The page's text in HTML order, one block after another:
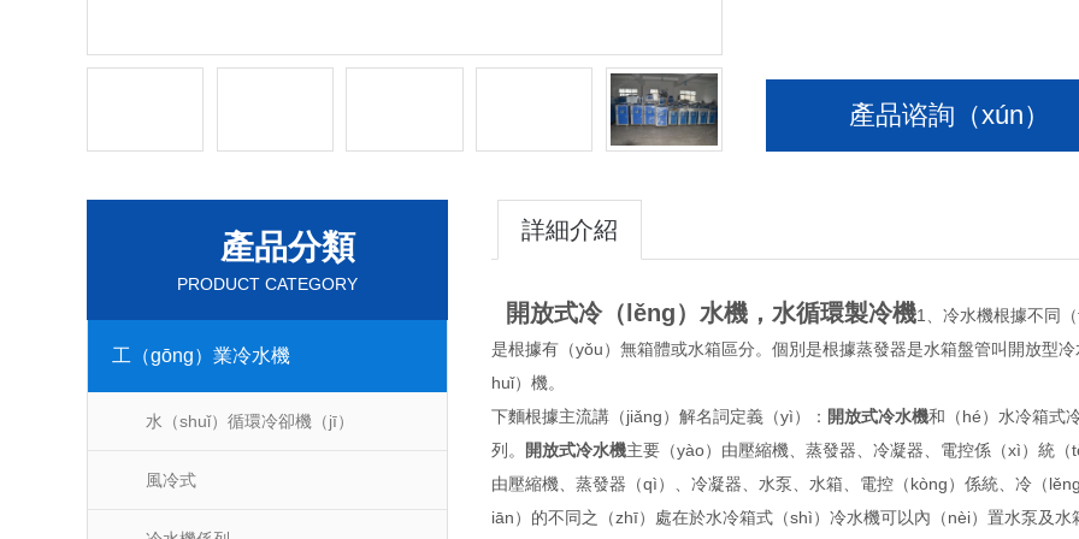
產品谘詢（xún）
產品分類
PRODUCT CATEGORY
工（gōng）業冷水機
水（shuǐ）循環冷卻機（jī）
風冷式
詳細介紹
開放式冷（lěng）水機，水循環製冷機1、冷水機根據不同
是根據有（yǒu）無箱體或水箱區分。個別是根據蒸發器是水箱盤管叫開放型
huǐ）機。
下麵根據主流講（jiǎng）解名詞定義（yì）： 開放式冷水機和（hé）水冷箱式
列。
開放式冷水機主要（yào）由壓縮機、蒸發器、冷凝器、電控係（xì）統
由壓縮機、蒸發器（qì）、冷凝器、水泵、水箱、電控（kòng）係統、冷（
iān）的不同之（zhī）處在於水冷箱式（shì）冷水機可以內（nèi）置水泵及水